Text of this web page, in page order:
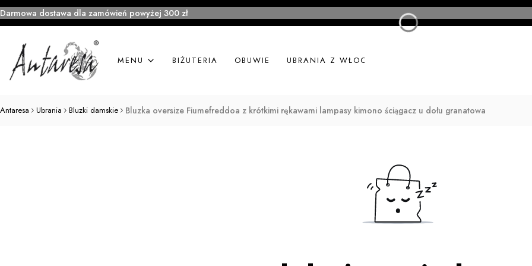
Darmowa dostawa dla zamówień powyżej 300 zł
MENU BIŻUTERIA OBUWIE UBRANIA Z WŁOCH
Antaresa Ubrania Bluzki damskie Bluzka oversize Fiumefreddoa z krótkimi rękawami lampasy kimono ściągacz u dołu granatowa